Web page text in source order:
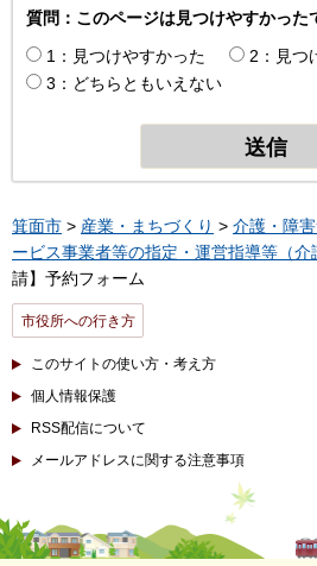
質問：このページは見つけやすかった
1：見つけやすかった
2：見つ
3：どちらともいえない
箕面市 > 産業・まちづくり > 介護・障
ービス事業者等の指定・運営指導等（介
請】予約フォーム
市役所への行き方
このサイトの使い方・考え方
個人情報保護
RSS配信について
メールアドレスに関する注意事項